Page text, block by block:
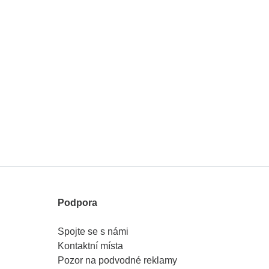
Podpora
Spojte se s námi
Kontaktní místa
Pozor na podvodné reklamy